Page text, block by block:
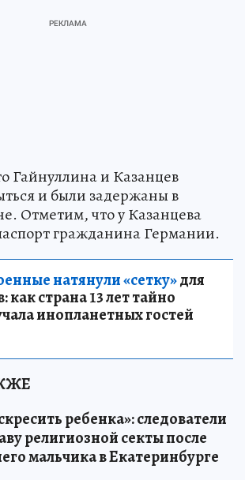
Гайнуллина и Казанцев
и были задержаны в
Отметим, что у Казанцева
гражданина Германии.
натянули «сетку»для
страна 13 лет тайно
инопланетных гостей
ребенка»: следователи
религиозной секты после
мальчика в Екатеринбурге